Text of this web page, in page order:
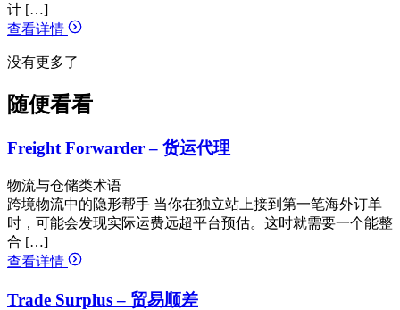
计 […]
查看详情
没有更多了
随便看看
Freight Forwarder – 货运代理
物流与仓储类术语
跨境物流中的隐形帮手 当你在独立站上接到第一笔海外订单
时，可能会发现实际运费远超平台预估。这时就需要一个能整
合 […]
查看详情
Trade Surplus – 贸易顺差